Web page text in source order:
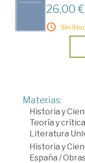
26,00 €
Sin
Materias:
Historia y
Teoría y
Literatura
Historia y
España /